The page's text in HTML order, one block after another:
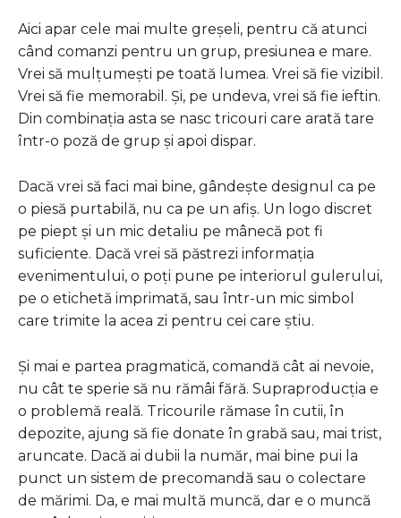
Aici apar cele mai multe greșeli, pentru că atunci
când comanzi pentru un grup, presiunea e mare.
Vrei să mulțumești pe toată lumea. Vrei să fie vizibil.
Vrei să fie memorabil. Și, pe undeva, vrei să fie ieftin.
Din combinația asta se nasc tricouri care arată tare
într-o poză de grup și apoi dispar.
Dacă vrei să faci mai bine, gândește designul ca pe
o piesă purtabilă, nu ca pe un afiș. Un logo discret
pe piept și un mic detaliu pe mânecă pot fi
suficiente. Dacă vrei să păstrezi informația
evenimentului, o poți pune pe interiorul gulerului,
pe o etichetă imprimată, sau într-un mic simbol
care trimite la acea zi pentru cei care știu.
Și mai e partea pragmatică, comandă cât ai nevoie,
nu cât te sperie să nu rămâi fără. Supraproducția e
o problemă reală. Tricourile rămase în cutii, în
depozite, ajung să fie donate în grabă sau, mai trist,
aruncate. Dacă ai dubii la număr, mai bine pui la
punct un sistem de precomandă sau o colectare
de mărimi. Da, e mai multă muncă, dar e o muncă